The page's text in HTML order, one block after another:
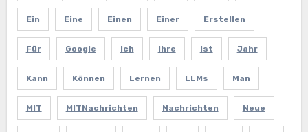
Ein Eine Einen Einer Erstellen
Für Google Ich Ihre Ist Jahr
Kann Können Lernen LLMs Man
MIT MITNachrichten Nachrichten Neue